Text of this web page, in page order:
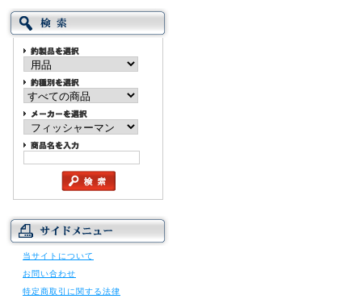
当サイトについて
お問い合わせ
特定商取引に関する法律